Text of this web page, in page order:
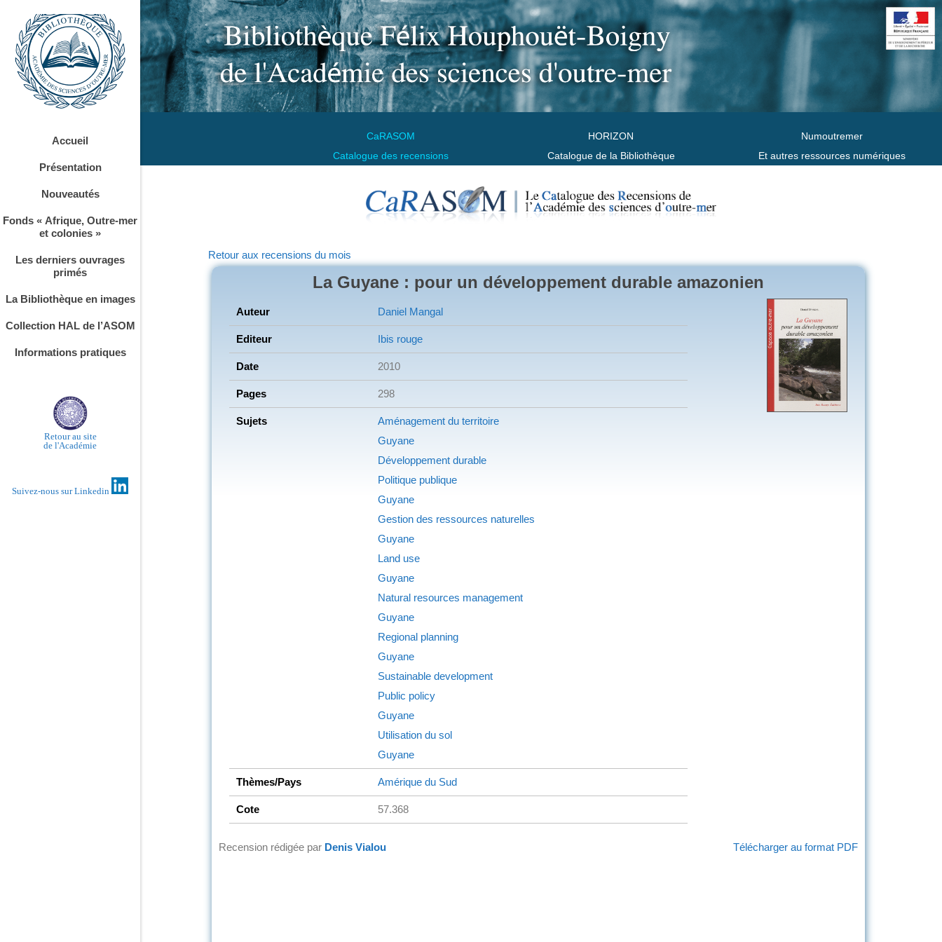
CaRASOM
Catalogue des recensions
HORIZON
Catalogue de la Bibliothèque
Numoutremer
Et autres ressources numériques
Accueil
Présentation
Nouveautés
Fonds « Afrique, Outre-mer
et colonies »
Les derniers ouvrages
primés
La Bibliothèque en images
Collection HAL de l’ASOM
Informations pratiques
Retour au site
de l'Académie
Suivez-nous sur Linkedin
Retour aux recensions du mois
La Guyane : pour un développement durable amazonien
Auteur Daniel Mangal
Editeur Ibis rouge
Date 2010
Pages 298
Sujets
Aménagement du territoire
Guyane
Développement durable
Politique publique
Guyane
Gestion des ressources naturelles
Guyane
Land use
Guyane
Natural resources management
Guyane
Regional planning
Guyane
Sustainable development
Public policy
Guyane
Utilisation du sol
Guyane
Thèmes/Pays Amérique du Sud
Cote 57.368
Télécharger au format PDF
Recension rédigée par Denis Vialou